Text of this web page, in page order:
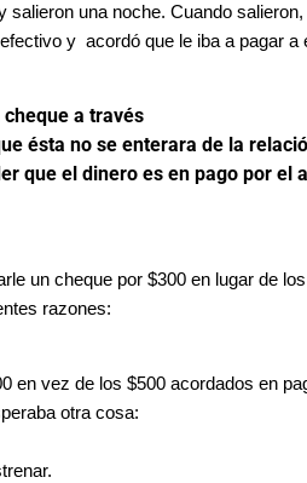
salieron una noche. Cuando
y acordó que le iba a pagar a
a través
ésta no se enterara de la
que el dinero es en pago por el
un cheque por $300 en lugar de
razones:
en vez de los $500 acordados en
otra cosa: